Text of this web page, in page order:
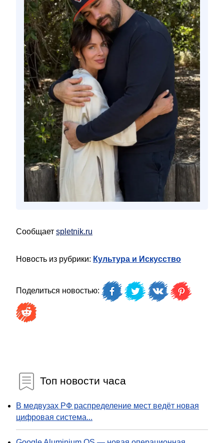
Сообщает spletnik.ru
Новость из рубрики: Культура и Искусство
Поделиться новостью:
Топ новости часа
В медвузах РФ распределение мест ведёт новая
цифровая система...